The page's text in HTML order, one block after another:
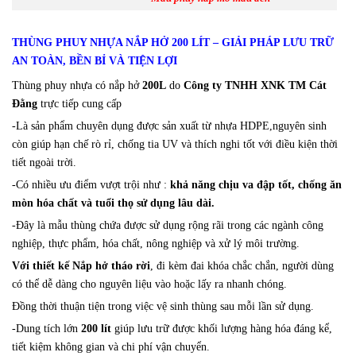
THÙNG PHUY NHỰA NẮP HỞ 200 LÍT – GIẢI PHÁP LƯU TRỮ
AN TOÀN, BỀN BỈ VÀ TIỆN LỢI
Thùng phuy nhựa có nắp hở 200L do Công ty TNHH XNK TM Cát
Đằng trực tiếp cung cấp
-Là sản phẩm chuyên dụng được sản xuất từ nhựa HDPE,nguyên sinh
còn giúp hạn chế rò rỉ, chống tia UV và thích nghi tốt với điều kiện thời
tiết ngoài trời.
-Có nhiều ưu điểm vượt trội như : khả năng chịu va đập tốt, chống ăn
mòn hóa chất và tuổi thọ sử dụng lâu dài.
-Đây là mẫu thùng chứa được sử dụng rộng rãi trong các ngành công
nghiệp, thực phẩm, hóa chất, nông nghiệp và xử lý môi trường.
Với thiết kế Nắp hở tháo rời , đi kèm đai khóa chắc chắn, người dùng
có thể dễ dàng cho nguyên liệu vào hoặc lấy ra nhanh chóng.
Đồng thời thuận tiện trong việc vệ sinh thùng sau mỗi lần sử dụng.
-Dung tích lớn 200 lít giúp lưu trữ được khối lượng hàng hóa đáng kể,
tiết kiệm không gian và chi phí vận chuyển.